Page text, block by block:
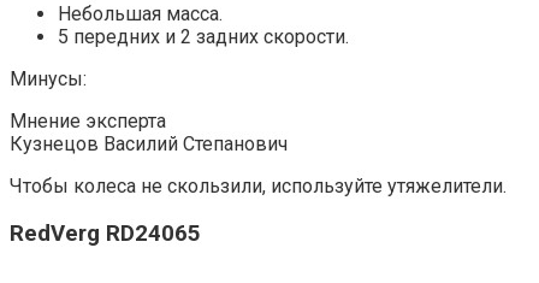
Небольшая масса.
5 передних и 2 задних скорости.
Минусы:
Мнение эксперта
Кузнецов Василий Степанович
Чтобы колеса не скользили, используйте утяжелители.
RedVerg RD24065